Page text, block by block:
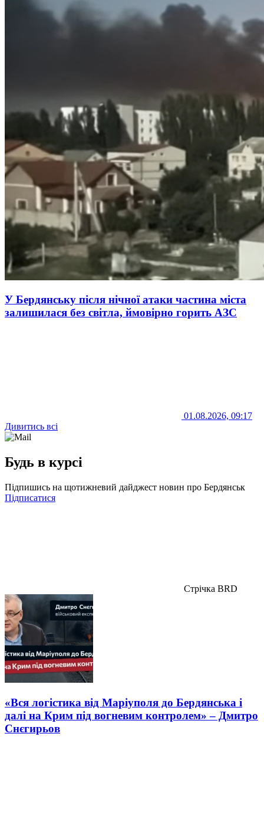
У Бердянську після нічної атаки частина міста
залишилася без світла, ймовірно горить АЗС
01.08.2026, 09:17
Дивитись всі
Будь в курсі
Підпишись на щотижневий дайджест новин про Бердянськ
Підписатися
Стрічка BRD
«Вся логістика від Маріуполя до Бердянська і
далі на Крим під вогневим контролем» – Дмитро
Снєгирьов